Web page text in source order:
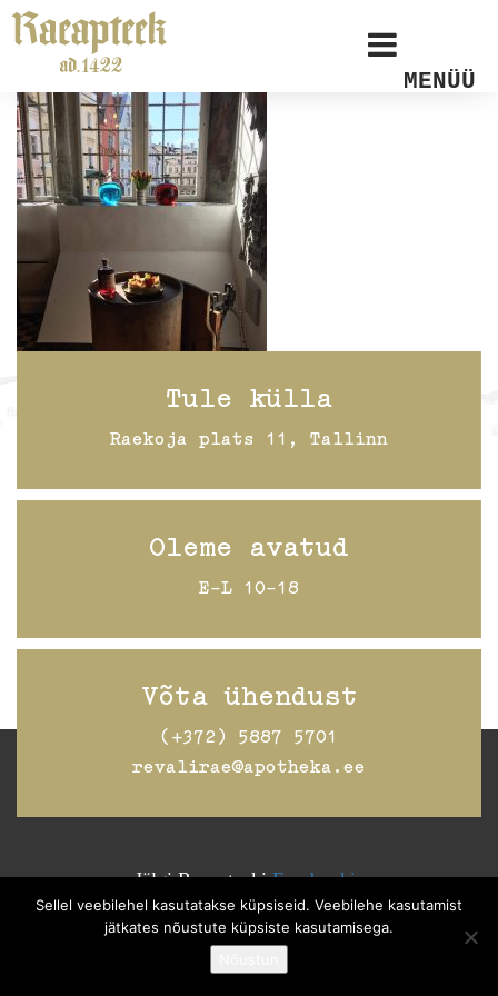
MENÜÜ
Tule külla
Raekoja plats 11, Tallinn
Oleme avatud
E-L 10-18
Võta ühendust
(+372) 5887 5701
revalirae@apotheka.ee
Jälgi RaeapteekiFacebookis
Sellel veebilehel kasutatakse küpsiseid. Veebilehe kasutamist
jätkates nõustute küpsiste kasutamisega.